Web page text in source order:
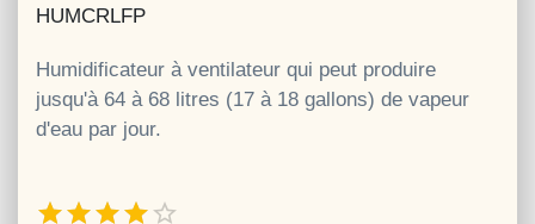
HUMCRLFP
Humidificateur à ventilateur qui peut produire
jusqu'à 64 à 68 litres (17 à 18 gallons) de vapeur
d'eau par jour.
4 étoiles sur 5